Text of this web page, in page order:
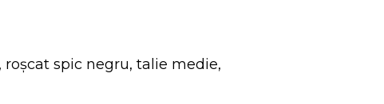
roșcat spic negru, talie medie,